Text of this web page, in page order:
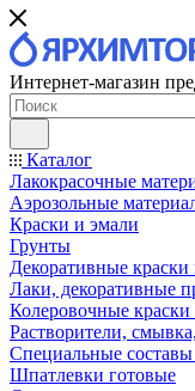
Интернет-магазин
Каталог
Лакокрасочные
Аэрозольные
Краски и эмали
Грунты
Декоративные
Лаки, декоративные
Колеровочные
Растворители,
Специальные
Шпатлевки готовые